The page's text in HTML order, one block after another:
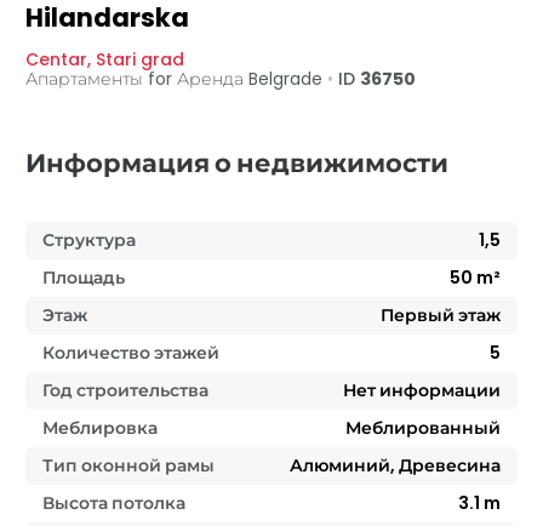
Hilandarska
Centar, Stari grad
Апартаменты for Аренда Belgrade • ID 36750
Информация о недвижимости
Структура
1,5
Площадь
50 m²
Этаж
Первый этаж
Количество этажей
5
Год строительства
Нет информации
Меблировка
Меблированный
Тип оконной рамы
Алюминий, Древесина
Высота потолка
3.1 m